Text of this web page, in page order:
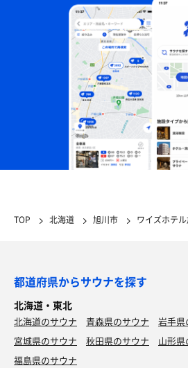
TOP 北海道 旭川市 ワイズホテ
都道府県からサウナを探す
北海道・東北
北海道のサウナ 青森県のサウナ
岩手県
宮城県のサウナ
秋田県のサウナ
山形県
福島県のサウナ